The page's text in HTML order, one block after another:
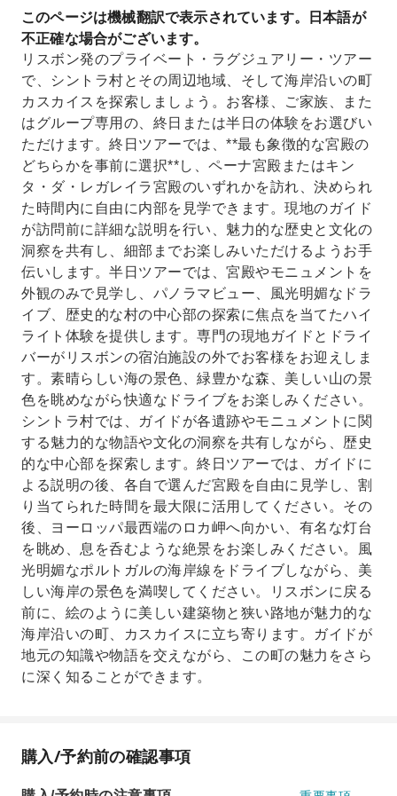
チックな断崖絶壁沿いをドライブする
ヨーロッパ最西端に位置するカボ・ダ・ロカ灯台
をご覧ください。
このページは機械翻訳で表示されています。日本語が
不正確な場合がございます。
リスボン発のプライベート・ラグジュアリー・ツアー
で、シントラ村とその周辺地域、そして海岸沿いの町
カスカイスを探索しましょう。お客様、ご家族、また
はグループ専用の、終日または半日の体験をお選びい
ただけます。終日ツアーでは、**最も象徴的な宮殿の
どちらかを事前に選択**し、ペーナ宮殿またはキン
タ・ダ・レガレイラ宮殿のいずれかを訪れ、決められ
た時間内に自由に内部を見学できます。現地のガイド
が訪問前に詳細な説明を行い、魅力的な歴史と文化の
洞察を共有し、細部までお楽しみいただけるようお手
伝いします。半日ツアーでは、宮殿やモニュメントを
外観のみで見学し、パノラマビュー、風光明媚なドラ
イブ、歴史的な村の中心部の探索に焦点を当てたハイ
ライト体験を提供します。専門の現地ガイドとドライ
バーがリスボンの宿泊施設の外でお客様をお迎えしま
す。素晴らしい海の景色、緑豊かな森、美しい山の景
色を眺めながら快適なドライブをお楽しみください。
シントラ村では、ガイドが各遺跡やモニュメントに関
する魅力的な物語や文化の洞察を共有しながら、歴史
的な中心部を探索します。終日ツアーでは、ガイドに
よる説明の後、各自で選んだ宮殿を自由に見学し、割
り当てられた時間を最大限に活用してください。その
後、ヨーロッパ最西端のロカ岬へ向かい、有名な灯台
を眺め、息を呑むような絶景をお楽しみください。風
光明媚なポルトガルの海岸線をドライブしながら、美
しい海岸の景色を満喫してください。リスボンに戻る
前に、絵のように美しい建築物と狭い路地が魅力的な
海岸沿いの町、カスカイスに立ち寄ります。ガイドが
地元の知識や物語を交えながら、この町の魅力をさら
に深く知ることができます。
購入/予約前の確認事項